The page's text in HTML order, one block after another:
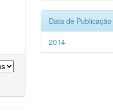
Data de Publicação
2014